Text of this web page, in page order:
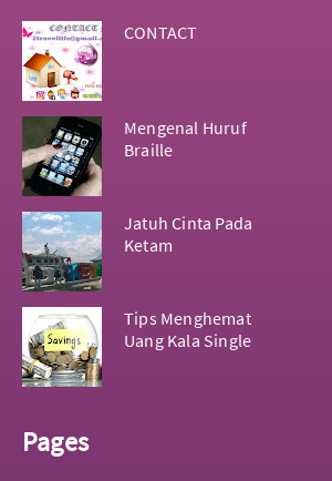
CONTACT
Mengenal Huruf
Braille
Jatuh Cinta Pada
Ketam
Tips Menghemat
Uang Kala Single
Pages